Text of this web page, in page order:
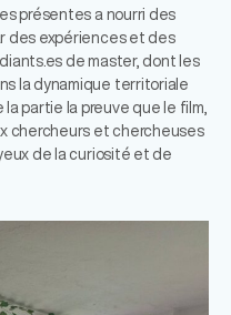
présentes a nourri des
des expériences et des
de master, dont les
la dynamique territoriale
partie la preuve que le film,
chercheurs et chercheuses
de la curiosité et de